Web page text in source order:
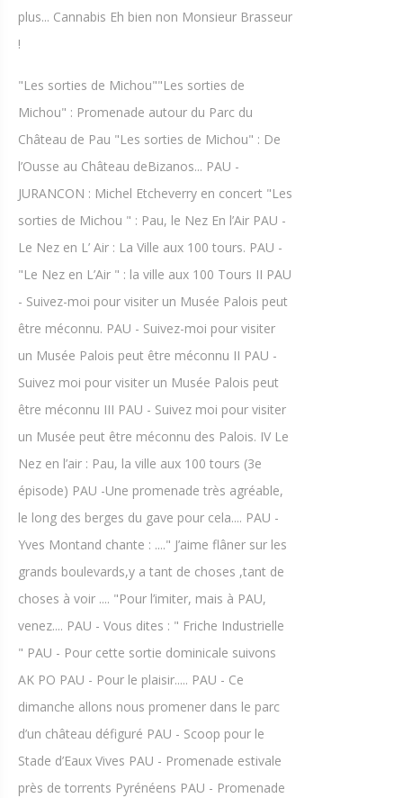
plus... Cannabis Eh bien non Monsieur Brasseur
!
"Les sorties de Michou""Les sorties de
Michou" : Promenade autour du Parc du
Château de Pau "Les sorties de Michou" : De
l’Ousse au Château deBizanos... PAU -
JURANCON : Michel Etcheverry en concert "Les
sorties de Michou " : Pau, le Nez En l’Air PAU -
Le Nez en L’ Air : La Ville aux 100 tours. PAU -
"Le Nez en L’Air " : la ville aux 100 Tours II PAU
- Suivez-moi pour visiter un Musée Palois peut
être méconnu. PAU - Suivez-moi pour visiter
un Musée Palois peut être méconnu II PAU -
Suivez moi pour visiter un Musée Palois peut
être méconnu III PAU - Suivez moi pour visiter
un Musée peut être méconnu des Palois. IV Le
Nez en l’air : Pau, la ville aux 100 tours (3e
épisode) PAU -Une promenade très agréable,
le long des berges du gave pour cela.... PAU -
Yves Montand chante : ...." J’aime flâner sur les
grands boulevards,y a tant de choses ,tant de
choses à voir .... "Pour l’imiter, mais à PAU,
venez.... PAU - Vous dites : " Friche Industrielle
" PAU - Pour cette sortie dominicale suivons
AK PO PAU - Pour le plaisir..... PAU - Ce
dimanche allons nous promener dans le parc
d’un château défiguré PAU - Scoop pour le
Stade d’Eaux Vives PAU - Promenade estivale
près de torrents Pyrénéens PAU - Promenade